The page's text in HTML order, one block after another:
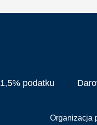
1,5% podatku
Organizacja